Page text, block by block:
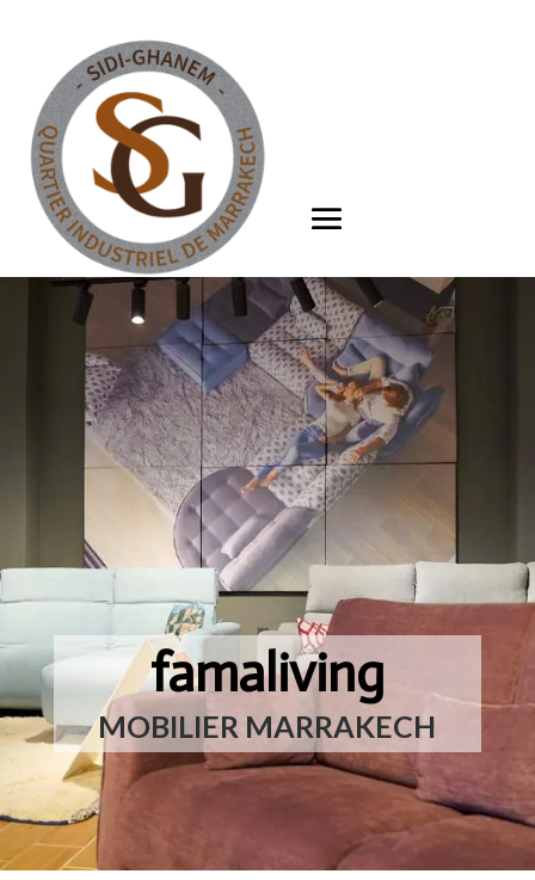
famaliving
MOBILIER MARRAKECH